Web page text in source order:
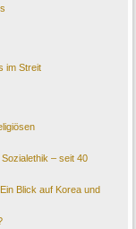
im Streit
– seit 40
Blick auf Korea und